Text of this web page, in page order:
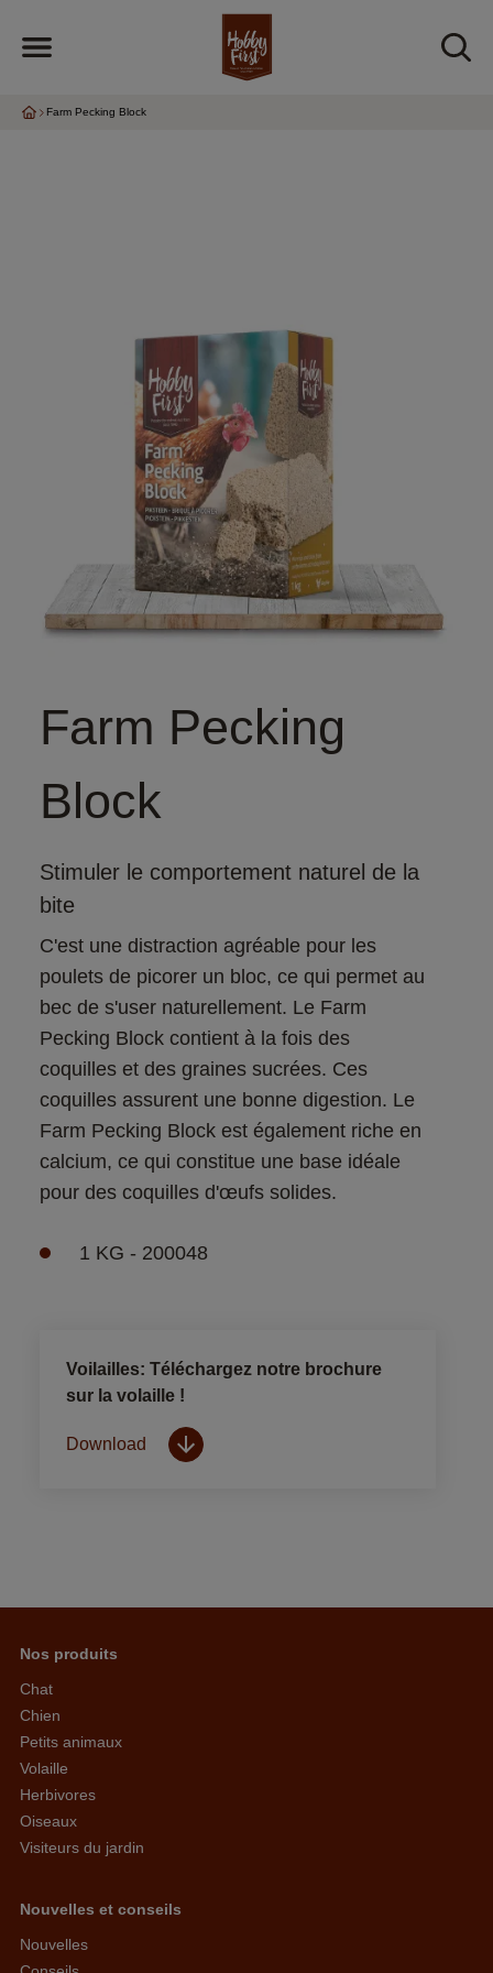
Farm Pecking Block
Farm Pecking
Block
Stimuler le comportement naturel de la
bite
C'est une distraction agréable pour les
poulets de picorer un bloc, ce qui permet au
bec de s'user naturellement. Le Farm
Pecking Block contient à la fois des
coquilles et des graines sucrées. Ces
coquilles assurent une bonne digestion. Le
Farm Pecking Block est également riche en
calcium, ce qui constitue une base idéale
pour des coquilles d'œufs solides.
1 KG - 200048
Voilailles: Téléchargez notre brochure
sur la volaille !
Download
Nos produits
Chat
Chien
Petits animaux
Volaille
Herbivores
Oiseaux
Visiteurs du jardin
Nouvelles et conseils
Nouvelles